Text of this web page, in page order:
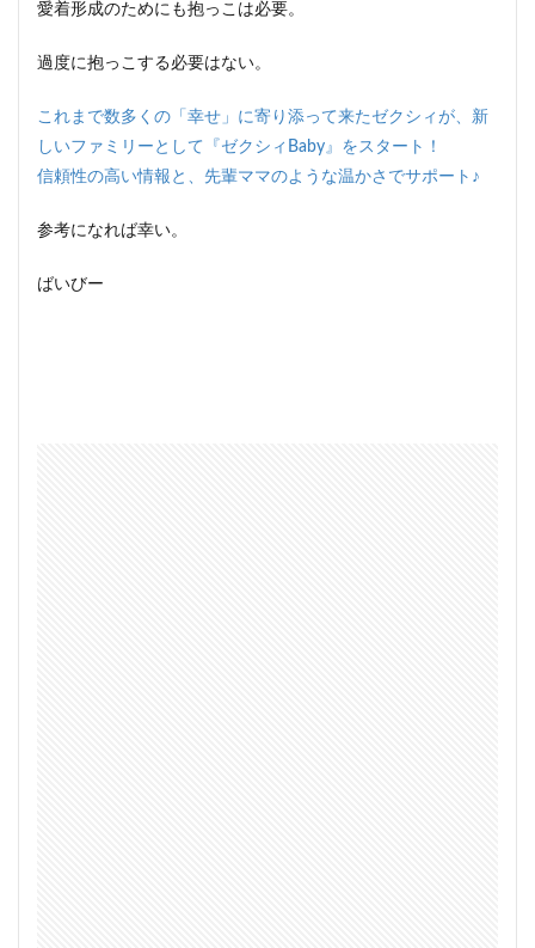
愛着形成のためにも抱っこは必要。
過度に抱っこする必要はない。
これまで数多くの「幸せ」に寄り添って来たゼクシィが、新
しいファミリーとして『ゼクシィBaby』をスタート！
信頼性の高い情報と、先輩ママのような温かさでサポート♪
参考になれば幸い。
ばいびー